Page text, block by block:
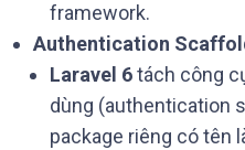
framework.
Authentication
Laravel 6tách công
dùng (authentication
package riêng có tên